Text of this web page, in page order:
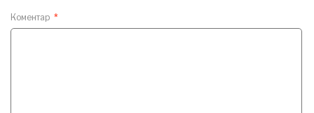
Коментар *